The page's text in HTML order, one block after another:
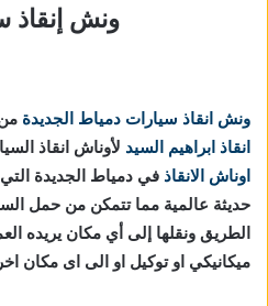
ونش إنقاذ
ونش انقاذ سيارات دمياط الجديدة
انقاذ ابراهيم السيد لأوناش انقاذ
اوناش الانقاذ في دمياط الجديدة التي
حديثة عالمية مما تتمكن من حمل
الطريق ونقلها إلى أي مكان يريده
ميكانيكي او توكيل او الى اى مكان